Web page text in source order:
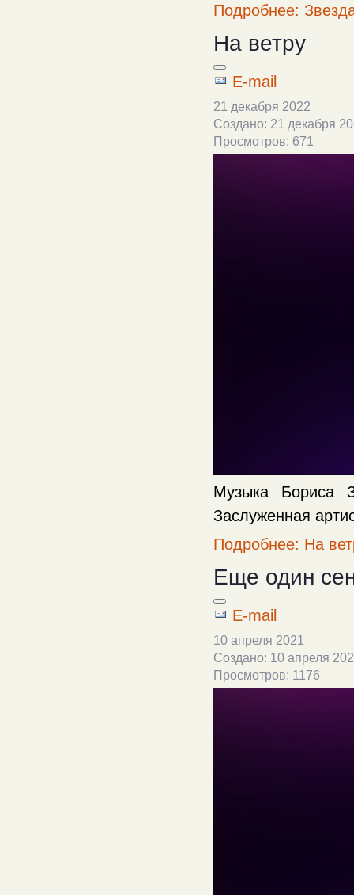
Подробнее:
На ветру
E-mail
21 декабря 2022
Создано: 21 декабря
Просмотров: 671
Музыка Бориса
Заслуженная
Подробнее: На
Еще один
E-mail
10 апреля 2021
Создано: 10 апреля
Просмотров: 1176